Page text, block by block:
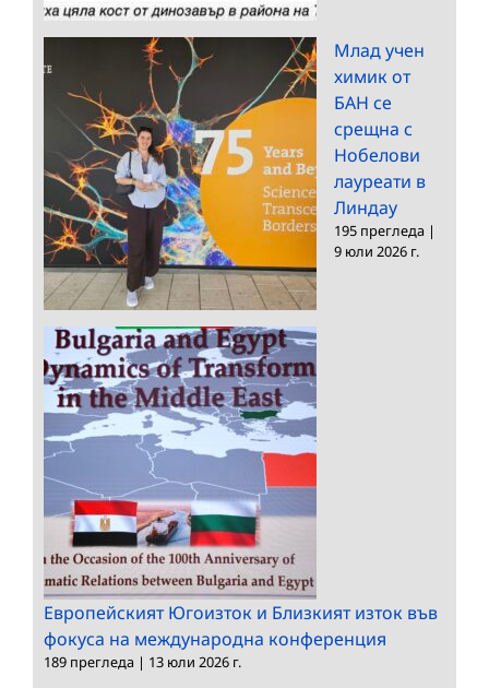
Млад учен
химик от
БАН се
срещна с
Нобелови
лауреати в
Линдау
195 прегледа |
9 юли 2026 г.
Европейският Югоизток и Близкият изток във
фокуса на международна конференция
189 прегледа | 13 юли 2026 г.